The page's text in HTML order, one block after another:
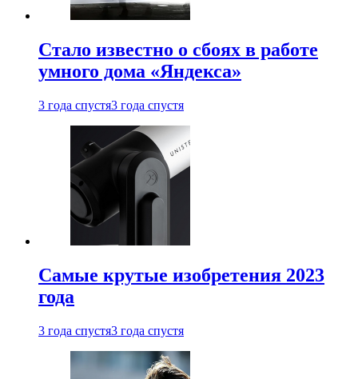
Стало известно о сбоях в работе
умного дома «Яндекса»
3 года спустя3 года спустя
Самые крутые изобретения 2023
года
3 года спустя3 года спустя